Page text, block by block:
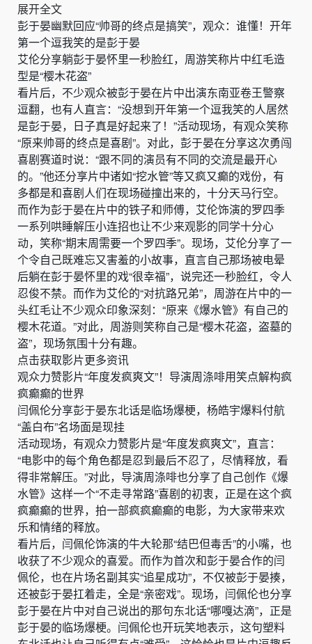
展开全文
彭于晏幽默回应“帅哥的终点是搞笑”，观众：谁懂！开年
第一个逗我笑的是彭于晏
艾伦分享躺彭于晏怀里一秒脸红，周游笑称片中红毛造
型是“樱木花盗”
看片后，不少观众被彭于晏在片中出演东南亚卷王警察
逗翻，也有人直言：“没想到开年第一个逗我笑的人居然
是彭于晏，日子真是好起来了！”活动现场，有观众笑称
“原来帅哥的终点是喜剧”。对此，彭于晏在分享这次勇闯
喜剧赛道时说：“跟不同的演员有不同的交流是最开心
的。”他还分享片中诸如“挖水管”等又疯又癫的戏份，有
多都是和喜剧人们在现场碰撞出来的，十分天马行空。
而作为彭于晏在片中的铁子和师傅，艾伦饰演的罗四季
一系列哄睡解压小连招也让不少来观影的同学十分心
动，笑称“期末周需要一个罗四季”。现场，艾伦分享了一
个令自己既难忘又害羞的小故事，直言自己那场被电晕
后躺在彭于晏怀里的戏“很幸福”，说完还一秒脸红，令人
忍俊不禁。而作为艾伦的“对抗路兄弟”，周游在片中的一
头红毛让不少观众印象深刻：“原来《爆水管》有自己的
樱木花道。”对此，周游则笑称自己是“樱木花盗，盗墓的
盗”，现场氛围十分有趣。
点击获取影片更多资讯
观众力赞影片“年度发疯爽文”！导演周涤啡用笑点解构疯
疯癫癫的世界
闫佩伦分享彭于晏东北话是临场爆梗，杨皓宇爆料付航
“盖白布”名场面是现挂
活动现场，有观众力赞影片是“年度发疯爽文”，直言：
“电影中的每个角色都是忍到最后不忍了，尽情释放，看
得非常解压。”对此，导演周涤啡也分享了自己创作《爆
水管》这样一个“不走寻常路”喜剧的初衷，正是在这个疯
疯癫癫的世界，拍一部疯疯癫癫的电影，为大家带来欢
乐和情绪的释放。
看片后，闫佩伦饰演的牛大轮那“结巴但毒舌”的小嘴，也
收获了不少观众的喜爱。而作为首次和彭于晏合作的闫
佩伦，也在片场名副其实“追星成功”，不仅被彭于晏揍，
还被彭于晏扛着走，全是“亲密戏”。现场，闫佩伦也分享
彭于晏在片中对自己说出的那句东北话“哪嘎达滴”，正是
彭于晏的临场爆梗。闫佩伦也开玩笑地表示，这句塑料